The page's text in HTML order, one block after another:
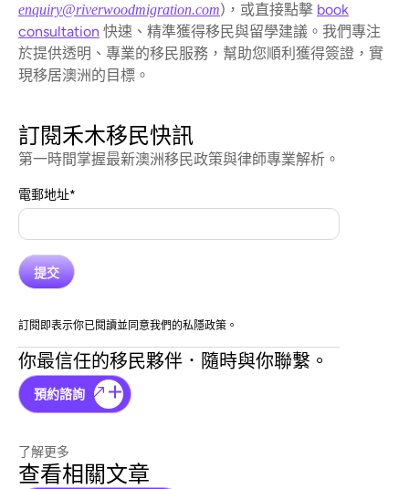
訂閱禾木移民快訊
第一時間掌握最新澳洲移民政策與律師專業解析。
電郵地址*
訂閱即表示你已閱讀並同意我們的私隱政策。
你最信任的移民夥伴．隨時與你聯繫。
預約諮詢
enquiry@riverwoodmigration.com)，或直接點擊 book
consultation 快速、精準獲得移民與留學建議。我們專注
於提供透明、專業的移民服務，幫助您順利獲得簽證，實
現移居澳洲的目標。
了解更多
查看相關文章